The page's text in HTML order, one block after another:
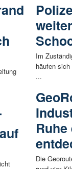
Im
häufen
...
Die